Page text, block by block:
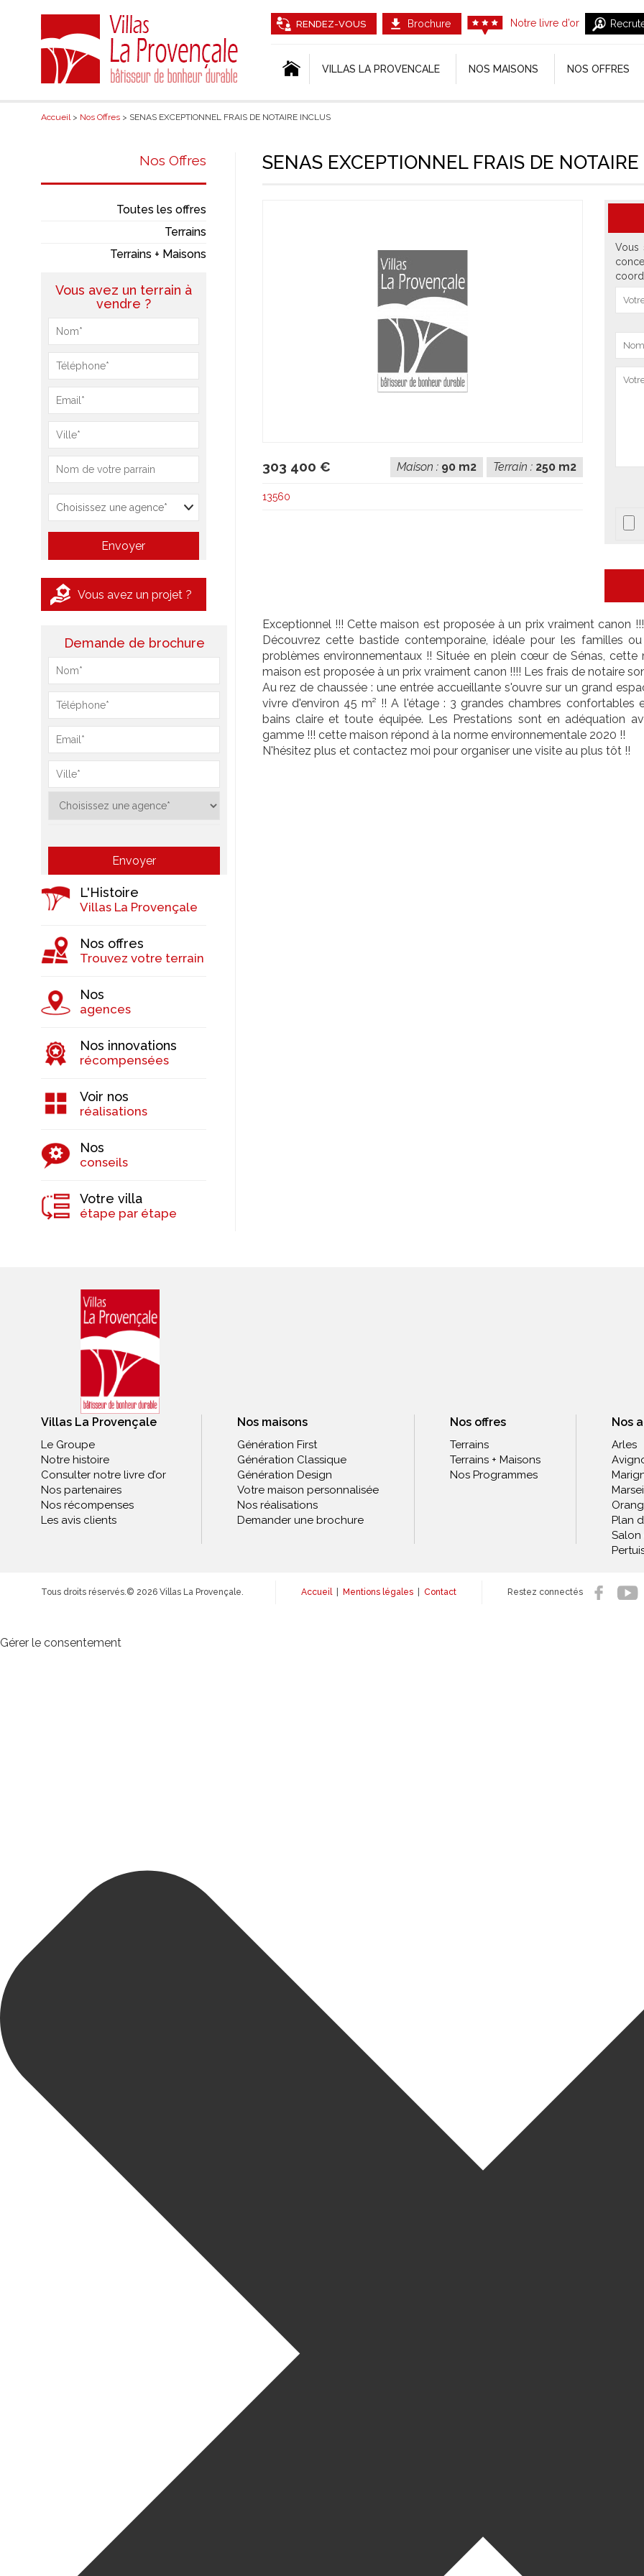
RENDEZ-VOUS Brochure Notre livre d’or
VILLAS LA PROVENCALE NOS MAISONS NOS OFFRES
Accueil> Nos Offres > SENAS EXCEPTIONNEL FRAIS DE NOTAIRE INCLUS
SENAS EXCEPTIONNEL FRAIS DE
303 400 € Terrain : 250 m2
Maison : 90 m2
13560
Vous
Exceptionnel !!! Cette maison est proposée à un prix vraiment canon
Découvrez cette bastide contemporaine, idéale pour les familles
problèmes environnementaux !! Située en plein cœur de Sénas,
maison est proposée à un prix vraiment canon !!!! Les frais de notaire
Au rez de chaussée : une entrée accueillante s'ouvre sur un grand
vivre d'environ 45 m² !! A l'étage : 3 grandes chambres confortables
bains claire et toute équipée. Les Prestations sont en adéquation
gamme !!! cette maison répond à la norme environnementale 2020 !!
N'hésitez plus et contactez moi pour organiser une visite au plus tôt !!
Nos Offres
Toutes les offres
Terrains
Terrains + Maisons
Vous avez un terrain à
vendre ?
Vous avez un projet ?
Demande de brochure
L'Histoire
Villas La Provençale
Nos offres
Trouvez votre terrain
Nos
agences
Nos innovations
récompensées
Voir nos
réalisations
Nos
conseils
Votre villa
étape par étape
Villas La Provençale
Le Groupe
Notre histoire
Consulter notre livre d’or
Nos partenaires
Nos récompenses
Les avis clients
Nos maisons
Génération First
Génération Classique
Génération Design
Votre maison personnalisée
Nos réalisations
Demander une brochure
Nos offres
Terrains
Terrains + Maisons
Nos Programmes
Nos
Arles
Plan
Salon
© 2026 Villas La Provençale.
Tous droits réservés. Accueil| Mentions légales Contact Restez connectés
Gérer le consentement